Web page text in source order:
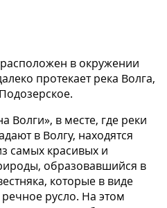
в окружении
протекает река Волга,
Волги», в месте, где реки
в Волгу, находятся
самых красивых и
образовавшийся в
которые в виде
русло. На этом